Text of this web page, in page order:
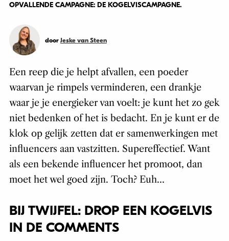
OPVALLENDE CAMPAGNE: DE KOGELVISCAMPAGNE.
door Jeske van Steen
Een reep die je helpt afvallen, een poeder
waarvan je rimpels verminderen, een drankje
waar je je energieker van voelt: je kunt het zo gek
niet bedenken of het is bedacht. En je kunt er de
klok op gelijk zetten dat er samenwerkingen met
influencers aan vastzitten. Supereffectief. Want
als een bekende influencer het promoot, dan
moet het wel goed zijn. Toch? Euh…
BIJ TWIJFEL: DROP EEN KOGELVIS
IN DE COMMENTS